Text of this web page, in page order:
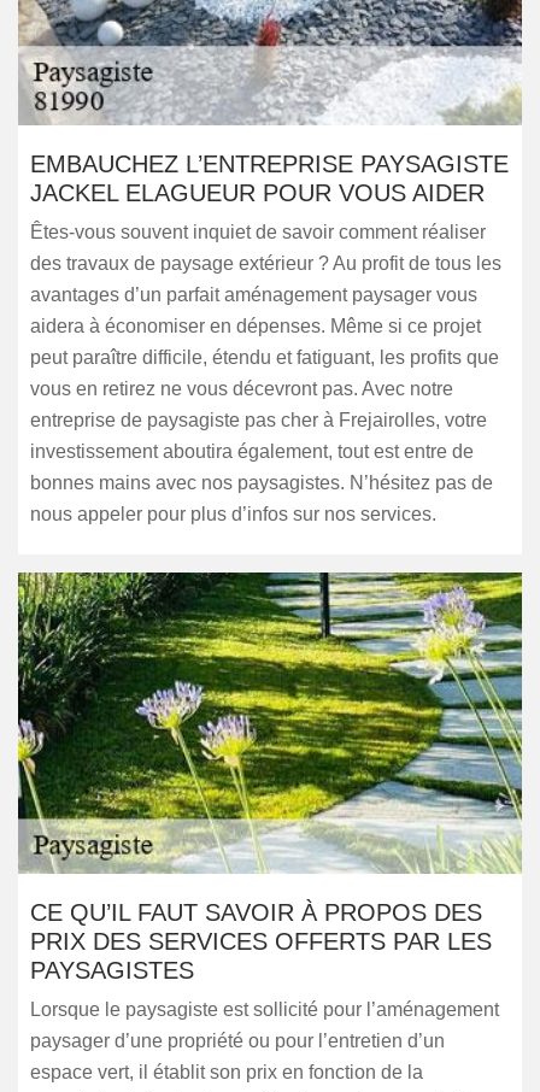
EMBAUCHEZ L’ENTREPRISE PAYSAGISTE
JACKEL ELAGUEUR POUR VOUS AIDER
Êtes-vous souvent inquiet de savoir comment réaliser
des travaux de paysage extérieur ? Au profit de tous les
avantages d’un parfait aménagement paysager vous
aidera à économiser en dépenses. Même si ce projet
peut paraître difficile, étendu et fatiguant, les profits que
vous en retirez ne vous décevront pas. Avec notre
entreprise de paysagiste pas cher à Frejairolles, votre
investissement aboutira également, tout est entre de
bonnes mains avec nos paysagistes. N’hésitez pas de
nous appeler pour plus d’infos sur nos services.
CE QU’IL FAUT SAVOIR À PROPOS DES
PRIX DES SERVICES OFFERTS PAR LES
PAYSAGISTES
Lorsque le paysagiste est sollicité pour l’aménagement
paysager d’une propriété ou pour l’entretien d’un
espace vert, il établit son prix en fonction de la